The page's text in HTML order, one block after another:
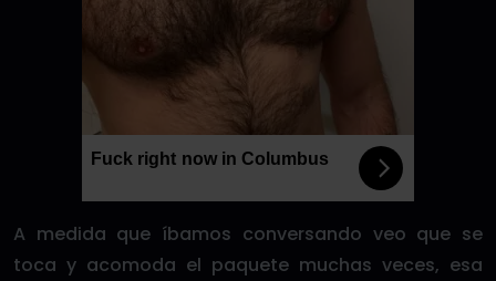
Fuck right now in Columbus
A medida que íbamos conversando veo que se
toca y acomoda el paquete muchas veces, esa